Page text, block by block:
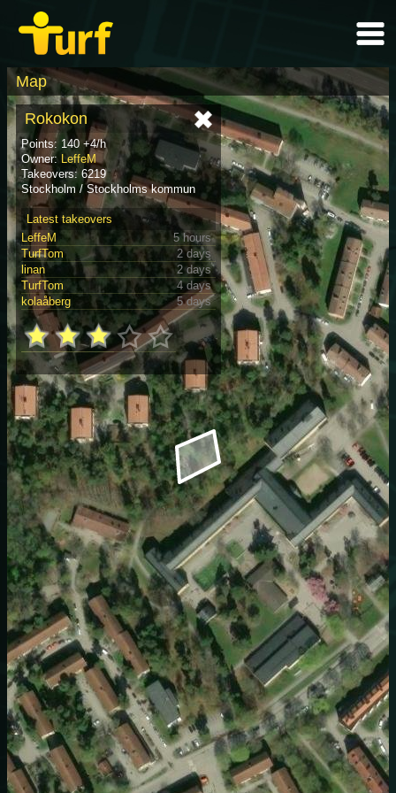
Map
Rokokon
Points: 140 +4/h
Owner: LeffeM
Takeovers: 6219
Stockholm / Stockholms kommun
Latest takeovers
LeffeM
5 hours
TurfTom
2 days
linan
2 days
TurfTom
4 days
kolaåberg
5 days